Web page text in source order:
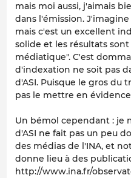
mais moi aussi, j'aimais
dans l'émission.
mais c'est un excellent
solide et les résultats
médiatique". C'est
d'indexation ne soit pas
d'ASI. Puisque le gros du
pas le mettre en
Un bémol cependant : je
d'ASI ne fait pas un peu
des médias de l'INA, et
donne lieu à des
http://www.ina.fr/